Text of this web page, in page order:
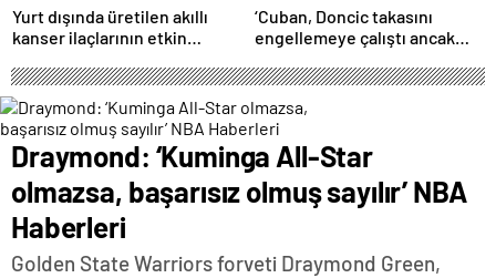
Yurt dışında üretilen akıllı
kanser ilaçlarının etkin
geliştirildi | Sağlık Haberleri
‘Cuban, Doncic takasını
engellemeye çalıştı ancak
Haberleri
Draymond: ‘Kuminga All-Star
olmazsa, başarısız olmuş sayılır’ NBA
Haberleri
Golden State Warriors forveti Draymond Green,